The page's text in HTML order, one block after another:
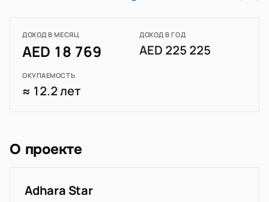
ДОХОД В МЕСЯЦ
AED 18 769
ДОХОД В ГОД
AED 225 225
ОКУПАЕМОСТЬ
≈ 12.2 лет
О проекте
Adhara Star